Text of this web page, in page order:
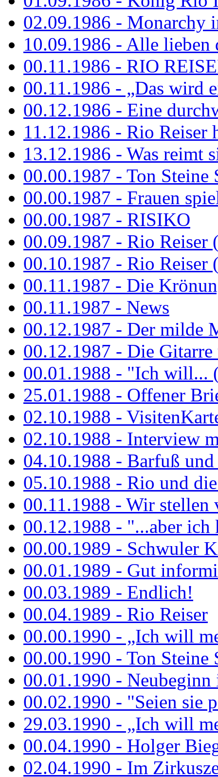
02.09.1986 - Monarchy
10.09.1986 - Alle lieben
00.11.1986 - RIO
00.11.1986 - „Das wird
00.12.1986 - Eine
11.12.1986 - Rio Reiser
13.12.1986 - Was reimt
00.00.1987 - Ton Steine
00.00.1987 - Frauen
00.00.1987 - RISIKO
00.09.1987 - Rio Reiser
00.10.1987 - Rio Reiser
00.11.1987 - Die
00.11.1987 - News
00.12.1987 - Der milde
00.12.1987 - Die Gitarre
00.01.1988 - "Ich will...
25.01.1988 - Offener
02.10.1988 -
02.10.1988 - Interview
04.10.1988 - Barfuß und
05.10.1988 - Rio und
00.11.1988 - Wir stellen
00.12.1988 - "...aber ich
00.00.1989 - Schwuler
00.01.1989 - Gut
00.03.1989 - Endlich!
00.04.1989 - Rio Reiser
00.00.1990 - „Ich will
00.00.1990 - Ton Steine
00.01.1990 -
00.02.1990 - "Seien sie
29.03.1990 - „Ich will
00.04.1990 - Holger
02.04.1990 - Im